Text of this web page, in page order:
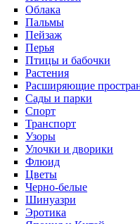
Облака
Пальмы
Пейзаж
Перья
Птицы и бабочки
Растения
Расширяющие
Сады и парки
Спорт
Транспорт
Узоры
Улочки и дворики
Флюид
Цветы
Черно-белые
Шинуазри
Эротика